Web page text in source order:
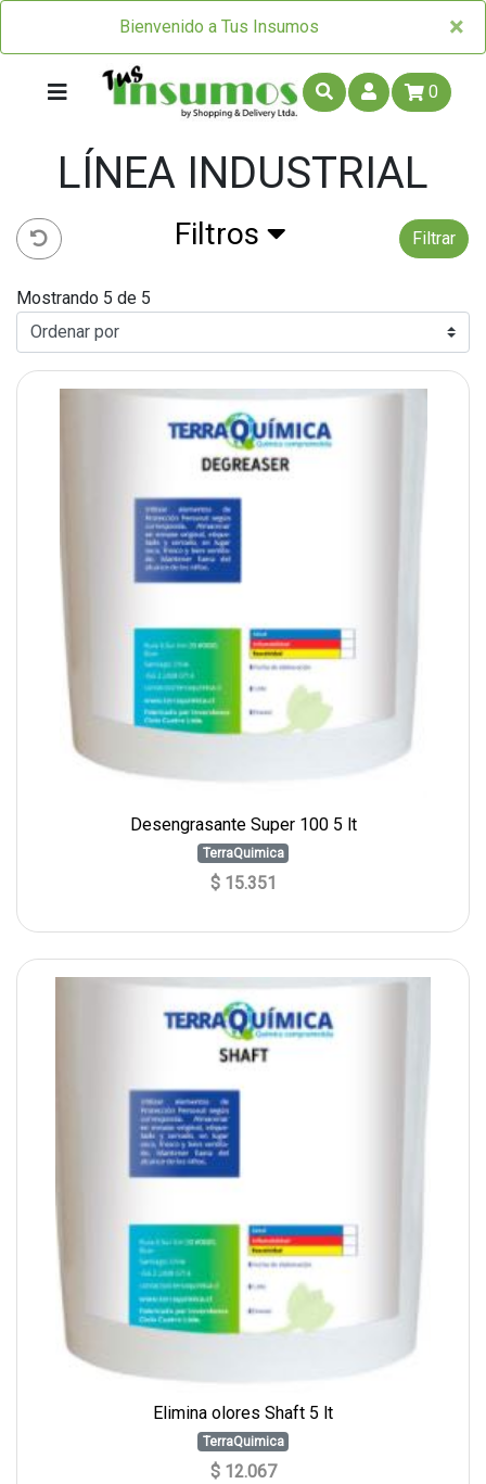
Bienvenido a Tus Insumos ×
×
0
LÍNEA INDUSTRIAL
Filtros Filtrar
Mostrando 5 de 5
Desengrasante Super 100 5 lt
TerraQuimica
$ 15.351
Elimina olores Shaft 5 lt
TerraQuimica
$ 12.067